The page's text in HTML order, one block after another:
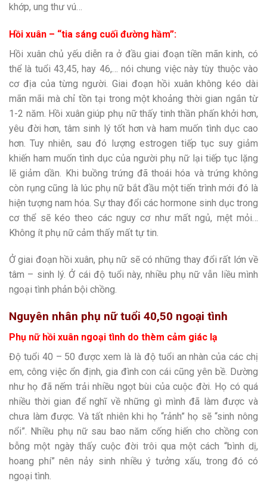
khớp, ung thư vú…
Hồi xuân – “tia sáng cuối đường hầm”:
Hồi xuân chủ yếu diễn ra ở đầu giai đoạn tiền mãn kinh, có
thể là tuổi 43,45, hay 46,… nói chung việc này tùy thuộc vào
cơ địa của từng người. Giai đoạn hồi xuân không kéo dài
mãn mãi mà chỉ tồn tại trong một khoảng thời gian ngắn từ
1-2 năm. Hồi xuân giúp phụ nữ thấy tinh thần phấn khởi hơn,
yêu đời hơn, tâm sinh lý tốt hơn và ham muốn tình dục cao
hơn. Tuy nhiên, sau đó lượng estrogen tiếp tục suy giảm
khiến ham muốn tình dục của người phụ nữ lại tiếp tục lặng
lẽ giảm dần. Khi buồng trứng đã thoái hóa và trứng không
còn rụng cũng là lúc phụ nữ bắt đầu một tiến trình mới đó là
hiện tượng nam hóa. Sự thay đổi các hormone sinh dục trong
cơ thể sẽ kéo theo các nguy cơ như mất ngủ, mệt mỏi…
Không ít phụ nữ cảm thấy mất tự tin.
Ở giai đoạn hồi xuân, phụ nữ sẽ có những thay đổi rất lớn về
tâm – sinh lý. Ở cái độ tuổi này, nhiều phụ nữ vẫn liều mình
ngoại tình phản bội chồng.
Nguyên nhân phụ nữ tuổi 40,50 ngoại tình
Phụ nữ hồi xuân ngoại tình do thèm cảm giác lạ
Độ tuổi 40 – 50 được xem là là độ tuổi an nhàn của các chị
em, công việc ổn định, gia đình con cái cũng yên bề. Dường
như họ đã nếm trải nhiều ngọt bùi của cuộc đời. Họ có quá
nhiều thời gian để nghĩ về những gì mình đã làm được và
chưa làm được. Và tất nhiên khi họ “rảnh” họ sẽ “sinh nông
nổi”. Nhiều phụ nữ sau bao năm cống hiến cho chồng con
bỗng một ngày thấy cuộc đời trôi qua một cách “bình dị,
hoang phí” nên nảy sinh nhiều ý tưởng xấu, trong đó có
ngoại tình.